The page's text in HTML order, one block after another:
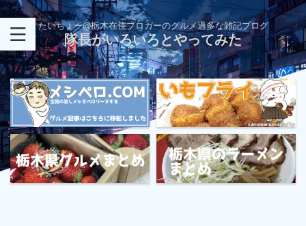
たいちょー@栃木在住ブロガーのグルメ過多な雑記ブログ
隊長がいろいろとやってみた